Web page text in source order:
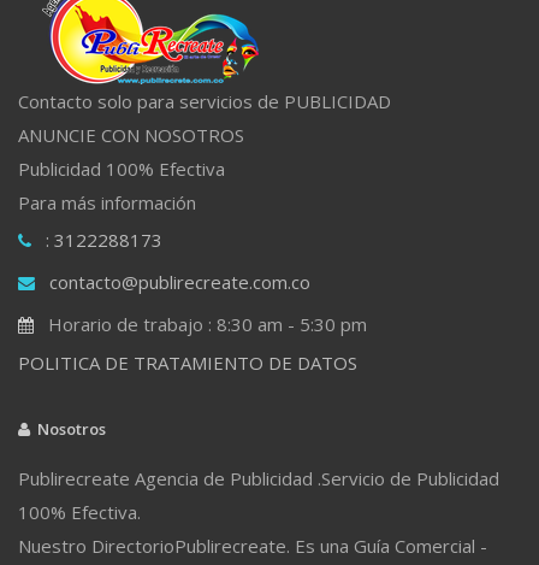
Contacto solo para servicios de PUBLICIDAD
ANUNCIE CON NOSOTROS
Publicidad 100% Efectiva
Para más información
: 3122288173
contacto@publirecreate.com.co
Horario de trabajo : 8:30 am - 5:30 pm
POLITICA DE TRATAMIENTO DE DATOS
Nosotros
Publirecreate Agencia de Publicidad .Servicio de Publicidad
100% Efectiva.
Nuestro DirectorioPublirecreate. Es una Guía Comercial -